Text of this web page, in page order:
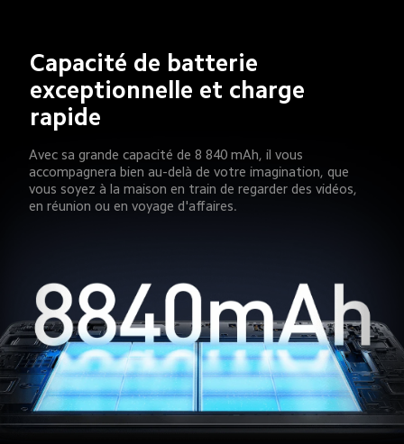
Capacité de batterie
exceptionnelle et charge
rapide
Avec sa grande capacité de 8 840 mAh, il vous
accompagnera bien au-delà de votre imagination, que
vous soyez à la maison en train de regarder des vidéos,
en réunion ou en voyage d'affaires.